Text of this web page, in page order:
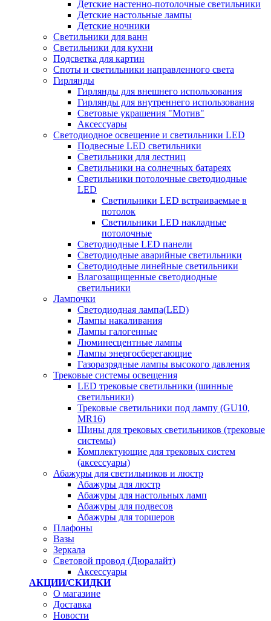
Детские настенно-потолочные светильники
Детские настольные лампы
Детские ночники
Светильники для ванн
Светильники для кухни
Подсветка для картин
Споты и светильники направленного света
Гирлянды
Гирлянды для внешнего использования
Гирлянды для внутреннего использования
Световые украшения "Мотив"
Аксессуары
Светодиодное освещение и светильники LED
Подвесные LED светильники
Светильники для лестниц
Светильники на солнечных батареях
Светильники потолочные светодиодные
LED
Cветильники LED встраиваемые в
потолок
Светильники LED накладные
потолочные
Светодиодные LED панели
Светодиодные аварийные светильники
Светодиодные линейные светильники
Влагозащищенные светодиодные
светильники
Лампочки
Светодиодная лампа(LED)
Лампы накаливания
Лампы галогенные
Люминесцентные лампы
Лампы энергосберегающие
Газоразрядные лампы высокого давления
Трековые системы освещения
LED трековые светильники (шинные
светильники)
Трековые светильники под лампу (GU10,
MR16)
Шины для трековых светильников (трековые
системы)
Комплектующие для трековых систем
(аксессуары)
Абажуры для светильников и люстр
Абажуры для люстр
Абажуры для настольных ламп
Абажуры для подвесов
Абажуры для торшеров
Плафоны
Вазы
Зеркала
Световой провод (Дюралайт)
Аксессуары
АКЦИИ/СКИДКИ
О магазине
Доставка
Новости